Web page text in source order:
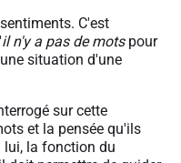
C'est
il n'y a pas de motspour
situation d'une
sur cette
et la pensée qu'ils
lui, la fonction du